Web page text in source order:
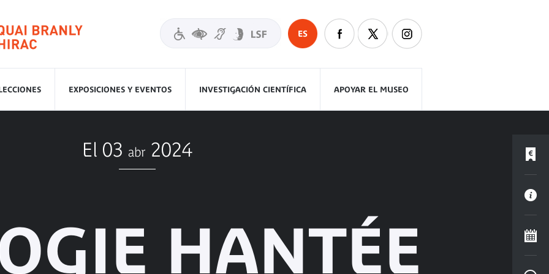
ES
EXPOSICIONES Y EVENTOS INVESTIGACIÓN CIENTÍFICA APOYAR EL MUSEO
El 03 abr 2024
HANTÉE